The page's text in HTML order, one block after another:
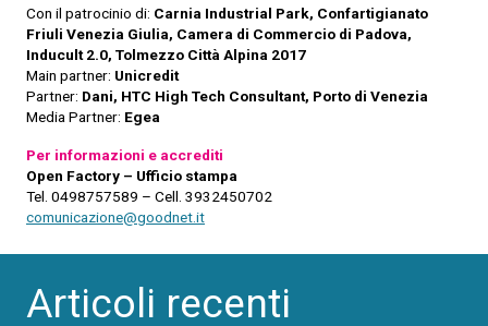
Con il patrocinio di: Carnia Industrial Park, Confartigianato
Friuli Venezia Giulia, Camera di Commercio di Padova,
Inducult 2.0, Tolmezzo Città Alpina 2017
Main partner: Unicredit
Partner: Dani, HTC High Tech Consultant, Porto di Venezia
Media Partner: Egea
Per informazioni e accrediti
Open Factory – Ufficio stampa
Tel. 0498757589 – Cell. 3932450702
comunicazione@goodnet.it
Articoli recenti